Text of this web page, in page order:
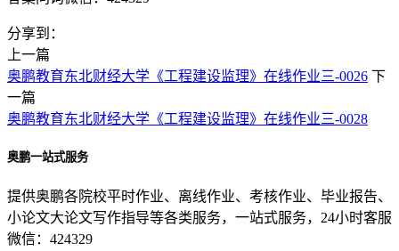
分享到：
上一篇
奥鹏教育东北财经大学《工程建设监理》在线作业三-0026 下
一篇
奥鹏教育东北财经大学《工程建设监理》在线作业三-0028
奥鹏一站式服务
提供奥鹏各院校平时作业、离线作业、考核作业、毕业报告、
小论文大论文写作指导等各类服务，一站式服务，24小时客服
微信：424329